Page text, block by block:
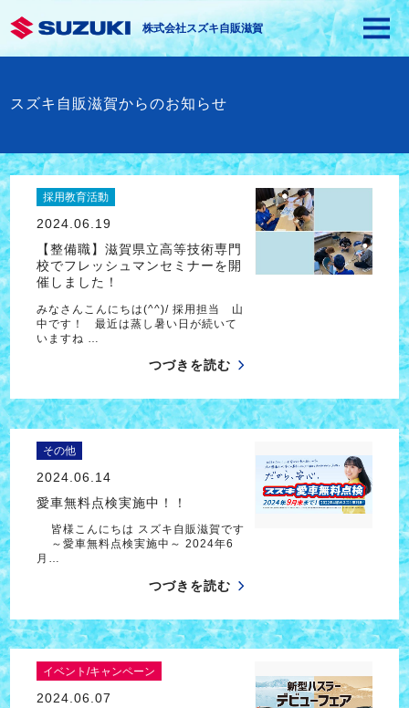
株式会社スズキ自販滋賀
スズキ自販滋賀からのお知らせ
採用教育活動
2024.06.19
【整備職】滋賀県立高等技術専門
校でフレッシュマンセミナーを開
催しました！
みなさんこんにちは(^^)/ 採用担当 山
中です！ 最近は蒸し暑い日が続いて
いますね …
つづきを読む
その他
2024.06.14
愛車無料点検実施中！！
皆様こんにちは スズキ自販滋賀です
～愛車無料点検実施中～ 2024年6
月…
つづきを読む
イベント/キャンペーン
2024.06.07